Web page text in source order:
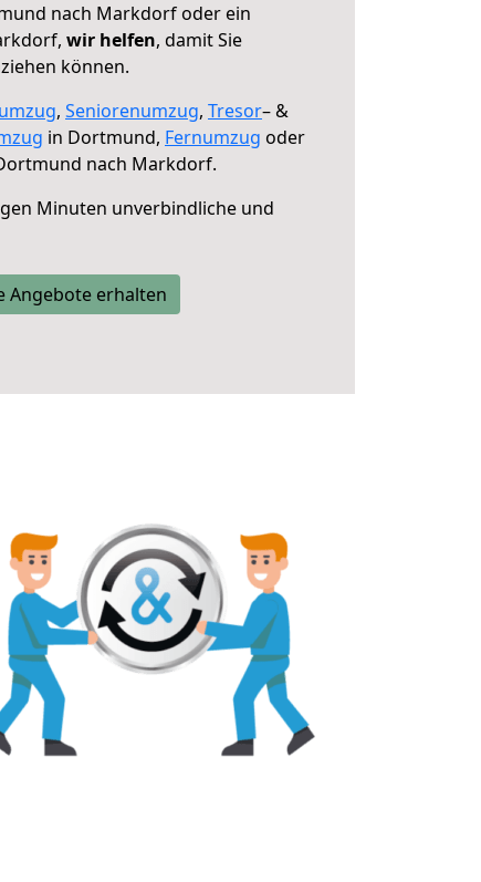
nach Markdorf oder ein
wir helfen, damit Sie
können.
, Seniorenumzug, Tresor– &
in Dortmund, Fernumzug oder
nach Markdorf.
Minuten unverbindliche und
Angebote erhalten